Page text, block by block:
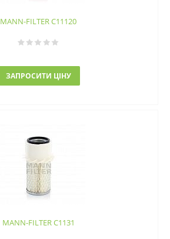
MANN-FILTER C11120
ЗАПРОСИТИ ЦІНУ
MANN-FILTER C1131